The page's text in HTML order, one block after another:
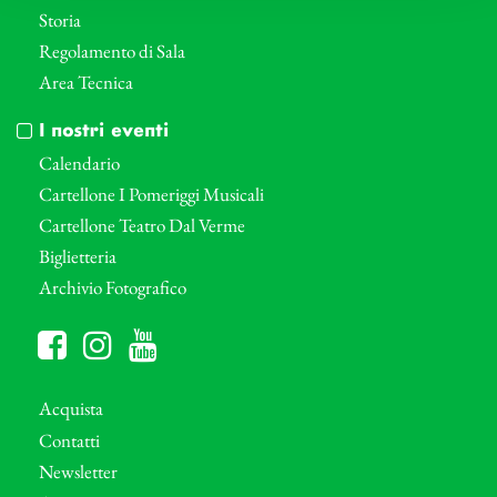
Storia
Regolamento di Sala
Area Tecnica
I nostri eventi
Calendario
Cartellone I Pomeriggi Musicali
Cartellone Teatro Dal Verme
Biglietteria
Archivio Fotografico
Acquista
Contatti
Newsletter